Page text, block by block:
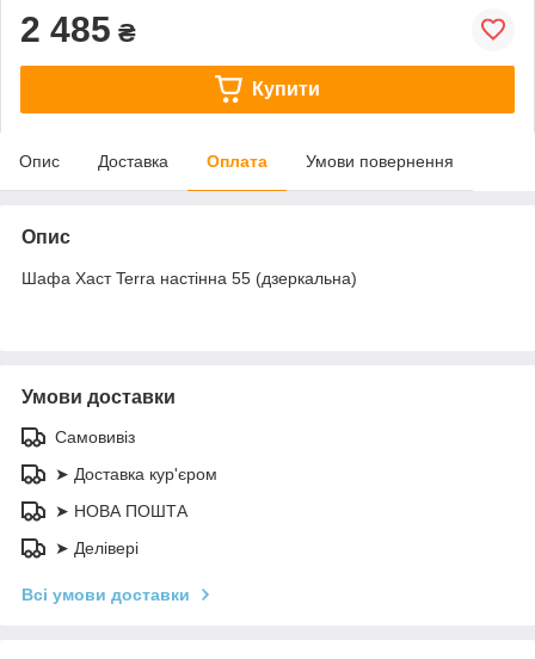
2 485 ₴
Купити
Опис Доставка Оплата Умови повернення
Опис
Шафа Хаст Terra настінна 55 (дзеркальна)
Умови доставки
Самовивіз
➤ Доставка кур'єром
➤ НОВА ПОШТА
➤ Делівері
Всі умови доставки